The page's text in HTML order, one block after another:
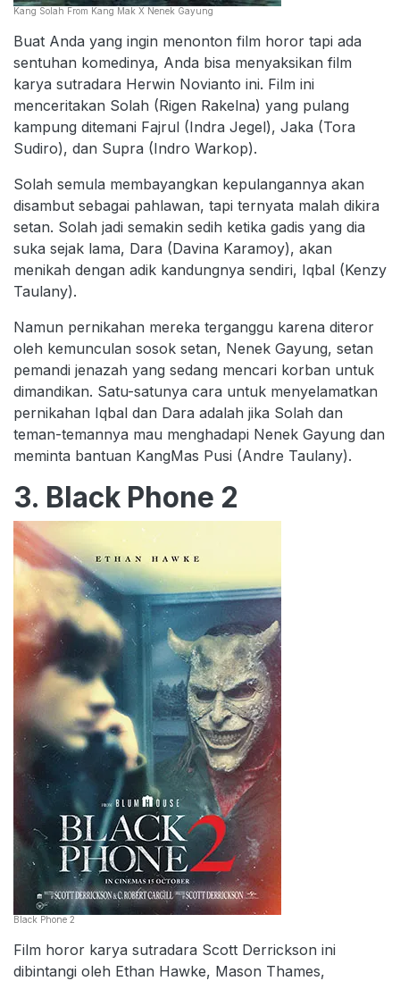
Kang Solah From Kang Mak X Nenek Gayung
Buat Anda yang ingin menonton film horor tapi ada
sentuhan komedinya, Anda bisa menyaksikan film
karya sutradara Herwin Novianto ini. Film ini
menceritakan Solah (Rigen Rakelna) yang pulang
kampung ditemani Fajrul (Indra Jegel), Jaka (Tora
Sudiro), dan Supra (Indro Warkop).
Solah semula membayangkan kepulangannya akan
disambut sebagai pahlawan, tapi ternyata malah dikira
setan. Solah jadi semakin sedih ketika gadis yang dia
suka sejak lama, Dara (Davina Karamoy), akan
menikah dengan adik kandungnya sendiri, Iqbal (Kenzy
Taulany).
Namun pernikahan mereka terganggu karena diteror
oleh kemunculan sosok setan, Nenek Gayung, setan
pemandi jenazah yang sedang mencari korban untuk
dimandikan. Satu-satunya cara untuk menyelamatkan
pernikahan Iqbal dan Dara adalah jika Solah dan
teman-temannya mau menghadapi Nenek Gayung dan
meminta bantuan KangMas Pusi (Andre Taulany).
3. Black Phone 2
Black Phone 2
Film horor karya sutradara Scott Derrickson ini
dibintangi oleh Ethan Hawke, Mason Thames,